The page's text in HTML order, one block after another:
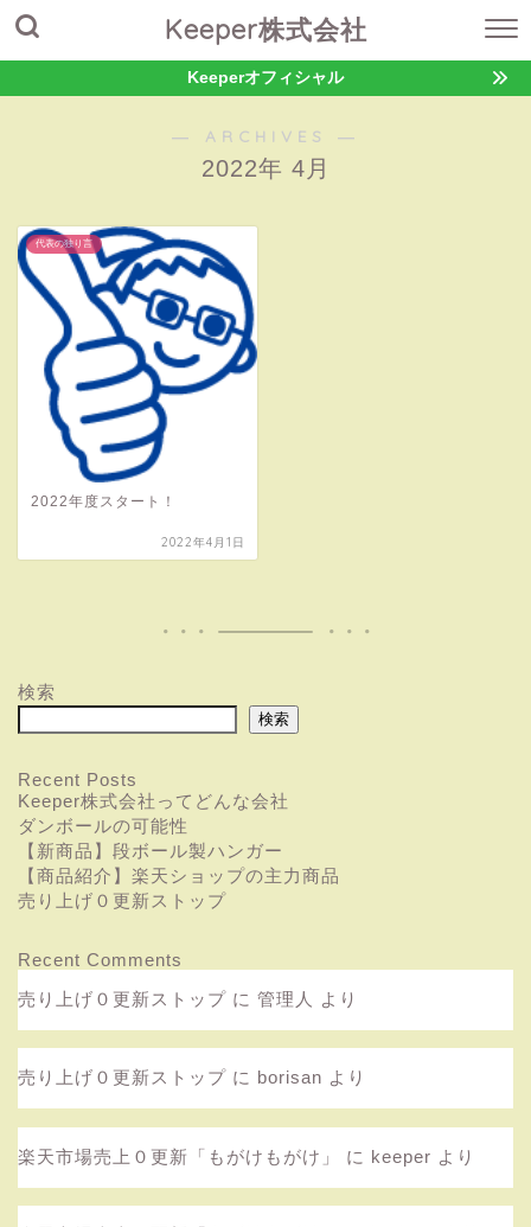
Keeper株式会社
Keeperオフィシャル
― ARCHIVES ―
2022年 4月
代表の独り言
2022年度スタート！
2022年4月1日
検索
検索
Recent Posts
Keeper株式会社ってどんな会社
ダンボールの可能性
【新商品】段ボール製ハンガー
【商品紹介】楽天ショップの主力商品
売り上げ０更新ストップ
Recent Comments
売り上げ０更新ストップ に 管理人 より
売り上げ０更新ストップ に borisan より
楽天市場売上０更新「もがけもがけ」 に keeper より